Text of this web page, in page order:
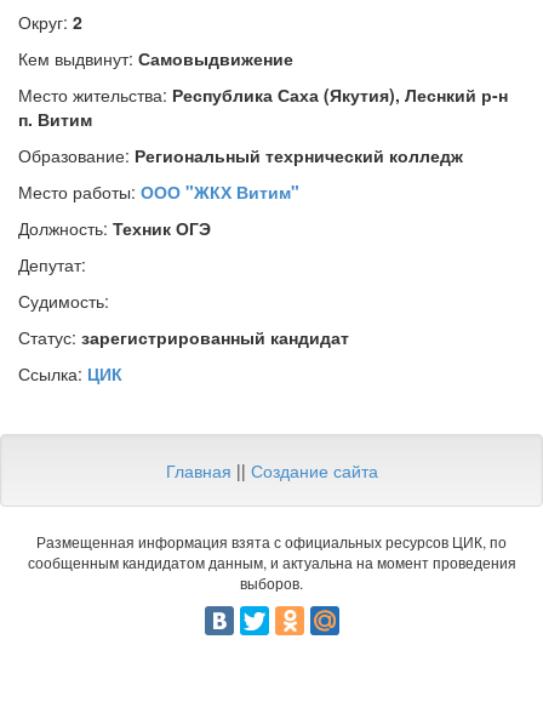
Округ: 2
Кем выдвинут: Самовыдвижение
Место жительства: Республика Саха (Якутия), Леснкий р-н
п. Витим
Образование: Региональный техрнический колледж
Место работы: ООО "ЖКХ Витим"
Должность: Техник ОГЭ
Депутат:
Судимость:
Статус: зарегистрированный кандидат
Ссылка: ЦИК
Главная || Создание сайта
Размещенная информация взята с официальных ресурсов ЦИК, по
сообщенным кандидатом данным, и актуальна на момент проведения
выборов.